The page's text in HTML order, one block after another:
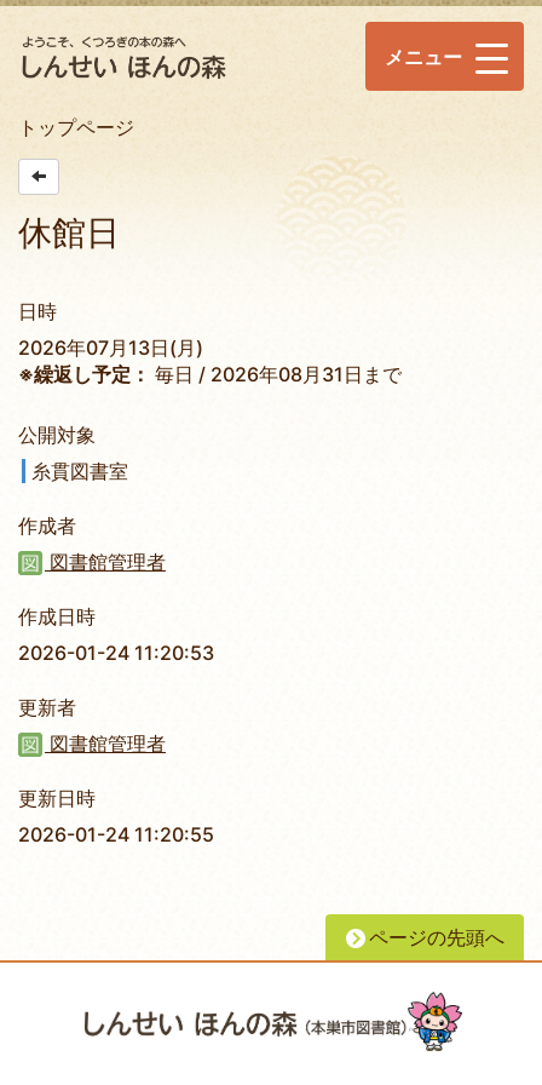
メニュー
トップページ
休館日
日時
2026年07月13日(月)
※繰返し予定： 毎日 / 2026年08月31日まで
公開対象
糸貫図書室
作成者
図書館管理者
作成日時
2026-01-24 11:20:53
更新者
図書館管理者
更新日時
2026-01-24 11:20:55
ページの先頭へ